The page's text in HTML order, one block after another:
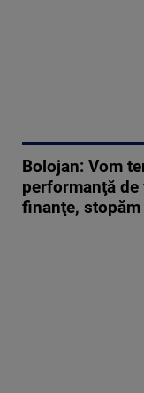
Bolojan: Vom
performanţă
finanţe,